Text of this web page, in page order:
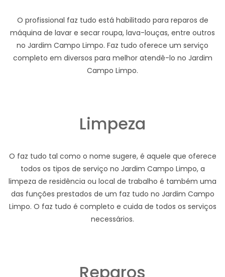
O profissional faz tudo está habilitado para reparos de
máquina de lavar e secar roupa, lava-louças, entre outros
no Jardim Campo Limpo. Faz tudo oferece um serviço
completo em diversos para melhor atendê-lo no Jardim
Campo Limpo.
Limpeza
O faz tudo tal como o nome sugere, é aquele que oferece
todos os tipos de serviço no Jardim Campo Limpo, a
limpeza de residência ou local de trabalho é também uma
das funções prestados de um faz tudo no Jardim Campo
Limpo. O faz tudo é completo e cuida de todos os serviços
necessários.
Reparos